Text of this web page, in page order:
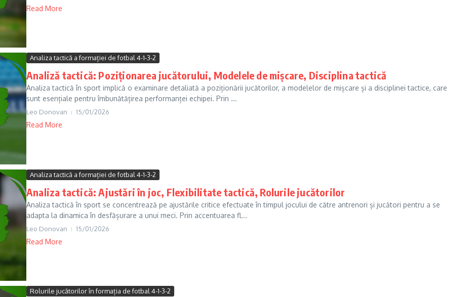
Read More
Analiza tactică a formației de fotbal 4-1-3-2
Analiză tactică: Poziționarea jucătorului, Modelele de mișcare, Disciplina tactică
Analiza tactică în sport implică o examinare detaliată a poziționării jucătorilor, a modelelor de mișcare și a disciplinei tactice, care
sunt esențiale pentru îmbunătățirea performanței echipei. Prin ...
Leo Donovan 15/01/2026
Read More
Analiza tactică a formației de fotbal 4-1-3-2
Analiza tactică: Ajustări în joc, Flexibilitate tactică, Rolurile jucătorilor
Analiza tactică în sport se concentrează pe ajustările critice efectuate în timpul jocului de către antrenori și jucători pentru a se
adapta la dinamica în desfășurare a unui meci. Prin accentuarea fl...
Leo Donovan 15/01/2026
Read More
Rolurile jucătorilor în formația de fotbal 4-1-3-2